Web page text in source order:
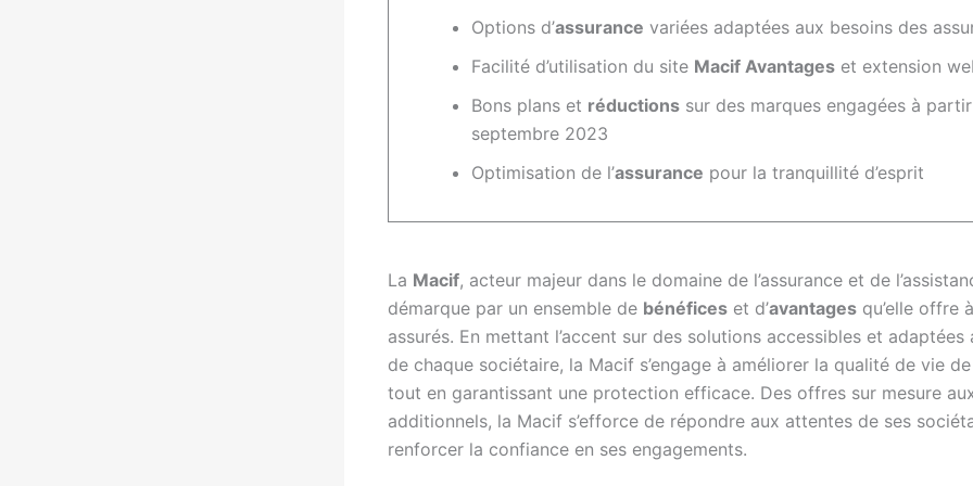
Options d’assurance variées adaptées aux besoins des
Facilité d’utilisation du site Macif Avantages et extension
Bons plans et réductions sur des marques engagées à
septembre 2023
Optimisation de l’assurance pour la tranquillité d’esprit
La Macif, acteur majeur dans le domaine de l’assurance et de
démarque par un ensemble de bénéfices et d’avantages qu’elle offre
assurés. En mettant l’accent sur des solutions accessibles et adaptées
de chaque sociétaire, la Macif s’engage à améliorer la qualité de vie
tout en garantissant une protection efficace. Des offres sur mesure
additionnels, la Macif s’efforce de répondre aux attentes de ses
renforcer la confiance en ses engagements.